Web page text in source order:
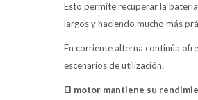
Esto permite recuperar la
largos y haciendo mucho más
En corriente alterna continúa
escenarios de utilización.
El motor mantiene su